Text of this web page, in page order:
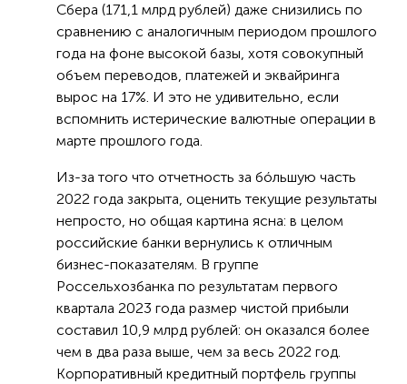
Сбера (171,1 млрд рублей) даже снизились по
сравнению с аналогичным периодом прошлого
года на фоне высокой базы, хотя совокупный
объем переводов, платежей и эквайринга
вырос на 17%. И это не удивительно, если
вспомнить истерические валютные операции в
марте прошлого года.
Из-за того что отчетность за бóльшую часть
2022 года закрыта, оценить текущие результаты
непросто, но общая картина ясна: в целом
российские банки вернулись к отличным
бизнес-показателям. В группе
Россельхозбанка по результатам первого
квартала 2023 года размер чистой прибыли
составил 10,9 млрд рублей: он оказался более
чем в два раза выше, чем за весь 2022 год.
Корпоративный кредитный портфель группы